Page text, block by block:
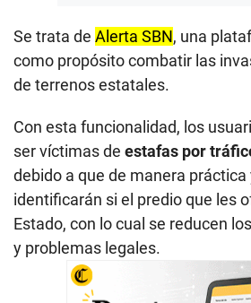
Se trata de Alerta SBN, una
como propósito combatir las
de terrenos estatales.
Con esta funcionalidad, los
ser víctimas de estafas por
debido a que de manera práctica
identificarán si el predio que les
Estado, con lo cual se reducen
y problemas legales.